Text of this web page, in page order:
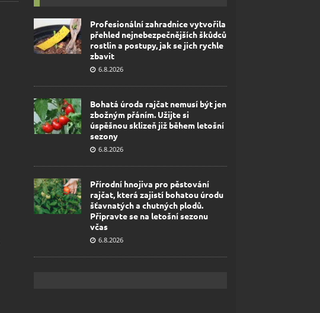
Profesionální zahradnice vytvořila
přehled nejnebezpečnějších škůdců
rostlin a postupy, jak se jich rychle
zbavit
6.8.2026
Bohatá úroda rajčat nemusí být jen
zbožným přáním. Užijte si
úspěšnou sklizeň již během letošní
sezony
6.8.2026
Přírodní hnojiva pro pěstování
rajčat, která zajistí bohatou úrodu
šťavnatých a chutných plodů.
Připravte se na letošní sezonu
včas
6.8.2026